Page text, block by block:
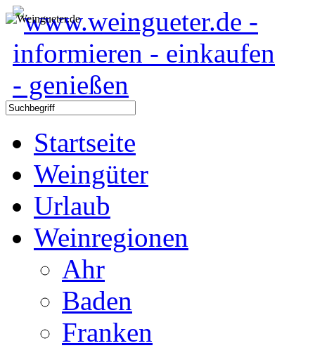
Startseite
Weingüter
Urlaub
Weinregionen
Ahr
Baden
Franken